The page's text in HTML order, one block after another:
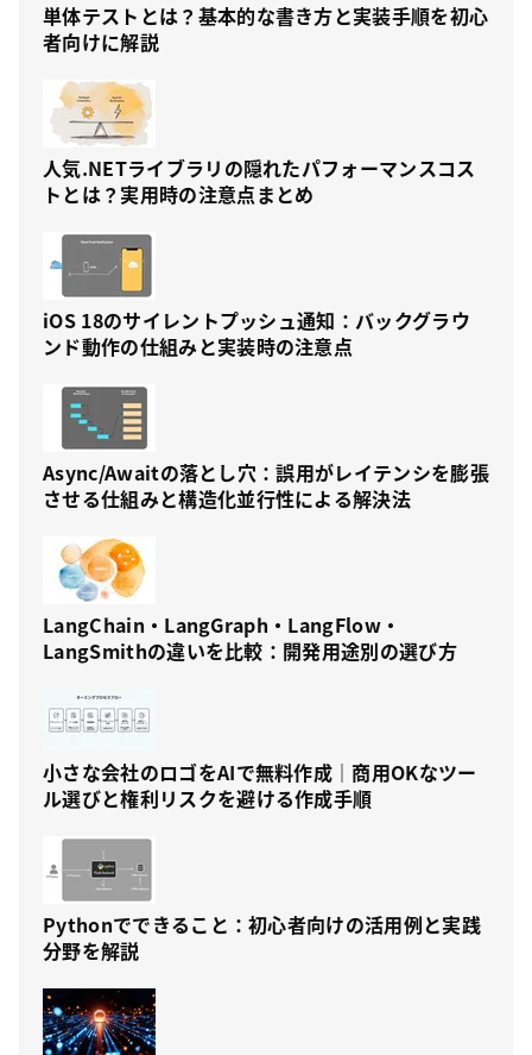
単体テストとは？基本的な書き方と実装手順を初心
者向けに解説
人気.NETライブラリの隠れたパフォーマンスコス
トとは？実用時の注意点まとめ
iOS 18のサイレントプッシュ通知：バックグラウ
ンド動作の仕組みと実装時の注意点
Async/Awaitの落とし穴：誤用がレイテンシを膨張
させる仕組みと構造化並行性による解決法
LangChain・LangGraph・LangFlow・
LangSmithの違いを比較：開発用途別の選び方
小さな会社のロゴをAIで無料作成｜商用OKなツー
ル選びと権利リスクを避ける作成手順
Pythonでできること：初心者向けの活用例と実践
分野を解説